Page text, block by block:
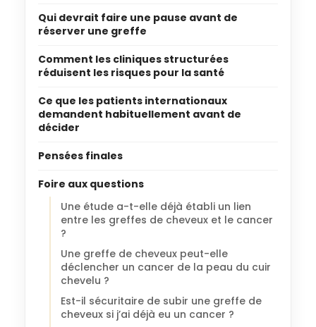
Qui devrait faire une pause avant de
réserver une greffe
Comment les cliniques structurées
réduisent les risques pour la santé
Ce que les patients internationaux
demandent habituellement avant de
décider
Pensées finales
Foire aux questions
Une étude a-t-elle déjà établi un lien
entre les greffes de cheveux et le cancer
?
Une greffe de cheveux peut-elle
déclencher un cancer de la peau du cuir
chevelu ?
Est-il sécuritaire de subir une greffe de
cheveux si j’ai déjà eu un cancer ?